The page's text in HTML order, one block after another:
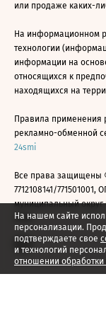
На нашем сайте
персонализации.
подтверждаете свое
и технологий
отношении
или продаже каких-
На информационном
технологии
информации на
относящихся к
находящихся на
Правила применения
рекламно-обменной
24smi
Все права защищены
7712108141/771501001,
муниципальный округ
2026